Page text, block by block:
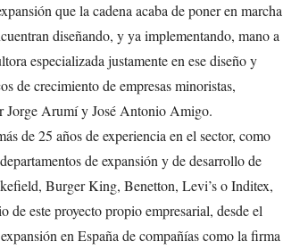
que la cadena acaba de poner en marcha
diseñando, y ya implementando, mano a
especializada justamente en ese diseño y
de crecimiento de empresas minoristas,
Jorge Arumí y José Antonio Amigo.
de 25 años de experiencia en el sector, como
de expansión y de desarrollo de
Burger King, Benetton, Levi’s o Inditex,
de este proyecto propio empresarial, desde el
en España de compañías como la firma